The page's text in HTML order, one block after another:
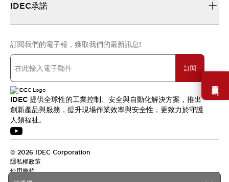
需要幫助嗎？
IDEC承諾
訂閱我們的電子報，獲取我們的最新訊息!
訂閱
IDEC 提供全球性的工業控制、安全與自動化解決方案，推出
創新產品與服務，提升現場作業效率與安全性，更致力於守護
人類福祉。
© 2026 IDEC Corporation
隱私權政策
使用條款